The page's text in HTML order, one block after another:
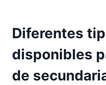
Diferentes
disponibles
de